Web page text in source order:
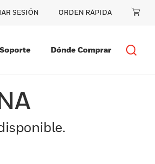
SESIÓN ORDEN RÁPIDA
Soporte Dónde Comprar